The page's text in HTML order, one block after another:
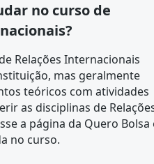
no curso de
Relações Internacionais
mas geralmente
teóricos com atividades
as disciplinas de
a página da Quero Bolsa
no curso.